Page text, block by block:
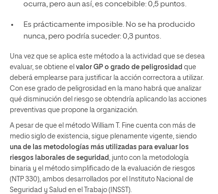
ocurra, pero aun así, es concebible: 0,5 puntos.
Es prácticamente imposible. No se ha producido
nunca, pero podría suceder: 0,3 puntos.
Una vez que se aplica este método a la actividad que se desea
evaluar, se obtiene el valor GP o grado de peligrosidad que
deberá emplearse para justificar la acción correctora a utilizar.
Con ese grado de peligrosidad en la mano habrá que analizar
qué disminución del riesgo se obtendría aplicando las acciones
preventivas que propone la organización.
A pesar de que el método William T. Fine cuenta con más de
medio siglo de existencia, sigue plenamente vigente, siendo
una de las metodologías más utilizadas para evaluar los
riesgos laborales de seguridad, junto con la metodología
binaria y el método simplificado de la evaluación de riesgos
(NTP 330), ambos desarrollados por el Instituto Nacional de
Seguridad y Salud en el Trabajo (INSST).